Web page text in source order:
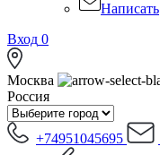
Написать
Вход 0
Москва
Россия
+74951045695